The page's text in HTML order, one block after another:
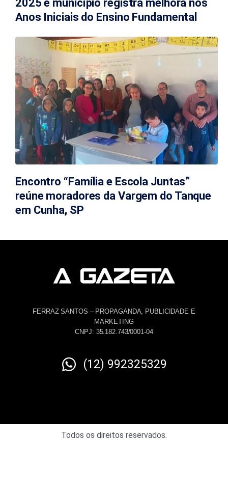
2025 e município registra melhora nos
Anos Iniciais do Ensino Fundamental
Encontro “Família e Escola Juntas”
reúne moradores da Vargem do Tanque
em Cunha, SP
FERRAZ SANTOS – PROPAGANDA, PUBLICIDADE E
MARKETING
CNPJ: 35.182.743/0001-04
(12) 992325329
Todos os direitos reservados.